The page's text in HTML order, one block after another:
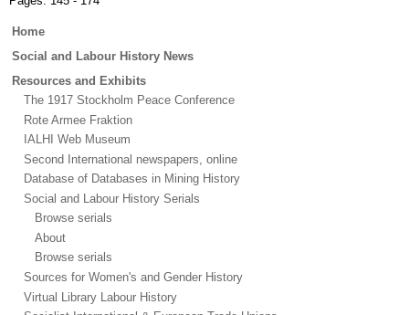
Main
Home
Social and Labour History News
Resources and Exhibits
The 1917 Stockholm Peace Conference
Rote Armee Fraktion
IALHI Web Museum
Second International newspapers, online
Database of Databases in Mining History
Social and Labour History Serials
Browse serials
About
Browse serials
Sources for Women's and Gender History
Virtual Library Labour History